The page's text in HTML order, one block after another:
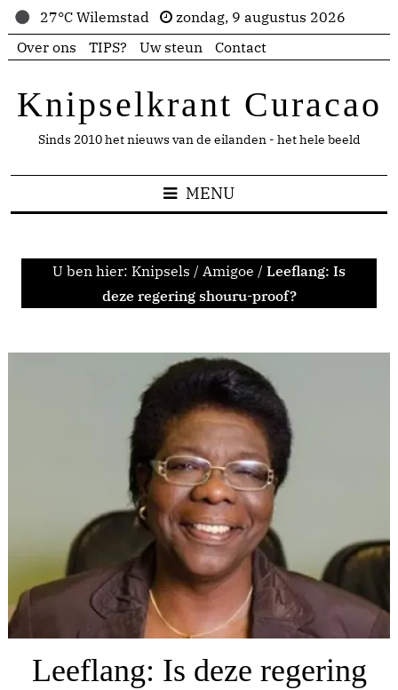
27°C Wilemstad
zondag, 9 augustus 2026
Over ons
TIPS? Uw steun Contact
Knipselkrant Curacao
Sinds 2010 het nieuws van de eilanden - het hele beeld
MENU
U ben hier: Knipsels / Amigoe / Leeflang: Is
deze regering shouru-proof?
Leeflang: Is deze regering